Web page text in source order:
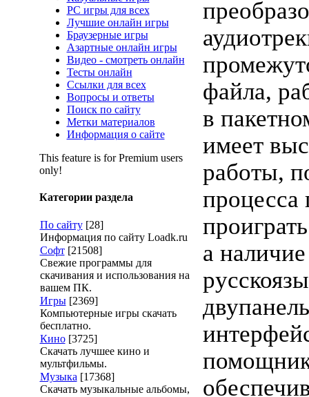
PC игры для всех
Лучшие онлайн игры
Браузерные игры
Азартные онлайн игры
Видео - смотреть онлайн
Тесты онлайн
Ссылки для всех
Вопросы и ответы
Поиск по сайту
Метки материалов
Информация о сайте
This feature is for Premium users
only!
Категории раздела
По сайту [28]
Информация по сайту Loadk.ru
Софт [21508]
Свежие программы для
скачивания и использования на
вашем ПК.
Игры [2369]
Компьютерные игры скачать
бесплатно.
Кино [3725]
Скачать лучшее кино и
мультфильмы.
Музыка [17368]
Скачать музыкальные альбомы,
файла,
в
имеет
работы,
процесса
а